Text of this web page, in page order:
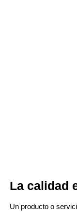
La calidad
Un producto o